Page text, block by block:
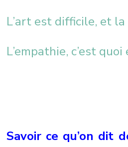
L’art est difficile, et
L’empathie, c’est
Savoir ce qu’on dit